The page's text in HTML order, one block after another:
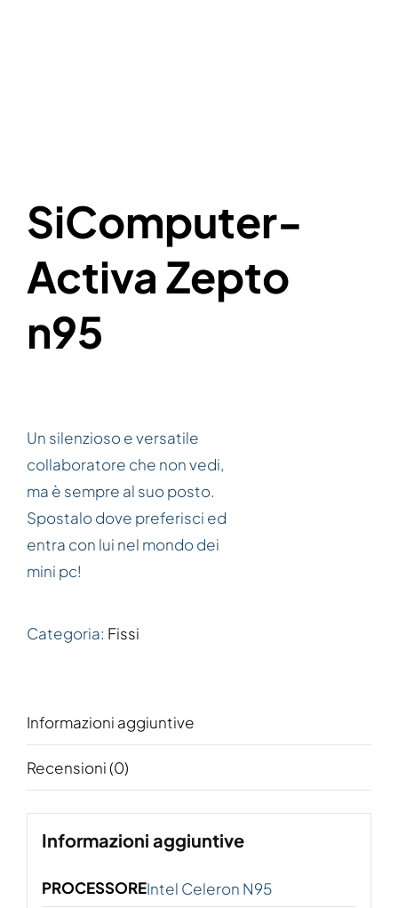
SiComputer-
Activa Zepto
n95
Un silenzioso e versatile
collaboratore che non vedi,
ma è sempre al suo posto.
Spostalo dove preferisci ed
entra con lui nel mondo dei
mini pc!
Categoria: Fissi
Informazioni aggiuntive
Recensioni (0)
Informazioni aggiuntive
PROCESSOREIntel Celeron N95